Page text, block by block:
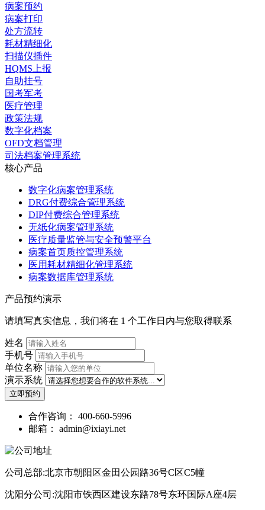
病案预约
病案打印
处方流转
耗材精细化
扫描仪插件
HQMS上报
自助挂号
国考军考
医疗管理
政策法规
数字化档案
OFD文档管理
司法档案管理系统
核心产品
数字化病案管理系统
DRG付费综合管理系统
DIP付费综合管理系统
无纸化病案管理系统
医疗质量监管与安全预警平台
病案首页质控管理系统
医用耗材精细化管理系统
病案数据库管理系统
产品预约演示
请填写真实信息，我们将在 1 个工作日内与您取得联系
姓名
手机号
单位名称
演示系统
立即预约
合作咨询： 400-660-5996
邮箱： admin@ixiayi.net
公司总部:北京市朝阳区金田公园路36号C区C5幢
沈阳分公司:沈阳市铁西区建设东路78号东环国际A座4层